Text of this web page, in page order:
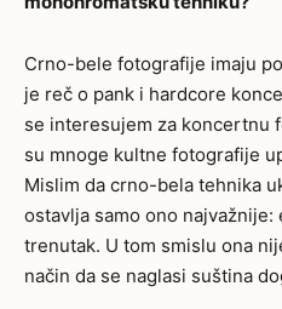
Crno-bele fotografije imaju
je reč o pank i hardcore
se interesujem za koncertnu
su mnoge kultne fotografije
Mislim da crno-bela tehnika
ostavlja samo ono
trenutak. U tom smislu ona
način da se naglasi suština